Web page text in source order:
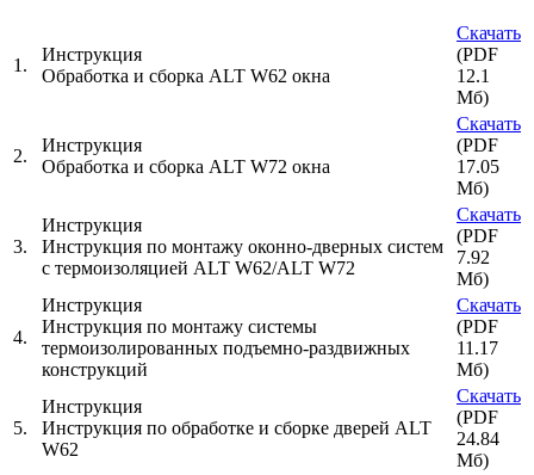
1.
Инструкция
Обработка и сборка ALT W62 окна
Скачать
(PDF
12.1
Мб)
2.
Инструкция
Обработка и сборка ALT W72 окна
Скачать
(PDF
17.05
Мб)
3.
Инструкция
Инструкция по монтажу оконно-дверных систем
с термоизоляцией ALT W62/ALT W72
Скачать
(PDF
7.92
Мб)
4.
Инструкция
Инструкция по монтажу системы
термоизолированных подъемно-раздвижных
конструкций
Скачать
(PDF
11.17
Мб)
5.
Инструкция
Инструкция по обработке и сборке дверей ALT
W62
Скачать
(PDF
24.84
Мб)